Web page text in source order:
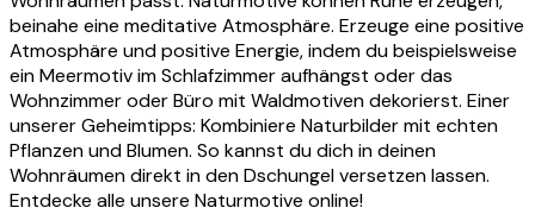
beinahe eine meditative Atmosphäre. Erzeuge eine positive
Atmosphäre und positive Energie, indem du beispielsweise
ein Meermotiv im Schlafzimmer aufhängst oder das
Wohnzimmer oder Büro mit Waldmotiven dekorierst. Einer
unserer Geheimtipps: Kombiniere Naturbilder mit echten
Pflanzen und Blumen. So kannst du dich in deinen
Wohnräumen direkt in den Dschungel versetzen lassen.
Entdecke alle unsere Naturmotive online!